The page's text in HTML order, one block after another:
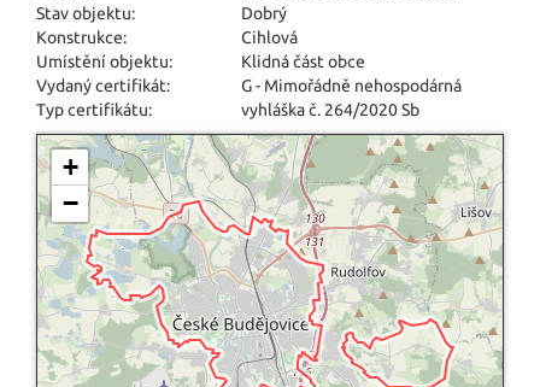
Stav objektu:
Dobrý
Konstrukce:
Cihlová
Umístění objektu:
Klidná část obce
Vydaný certifikát:
G - Mimořádně nehospodárná
Typ certifikátu:
vyhláška č. 264/2020 Sb
+
−